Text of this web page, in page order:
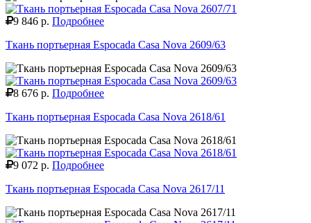
9 846 р. Подробнее
Ткань портьерная Espocada Casa Nova 2609/63
8 676 р. Подробнее
Ткань портьерная Espocada Casa Nova 2618/61
9 072 р. Подробнее
Ткань портьерная Espocada Casa Nova 2617/11